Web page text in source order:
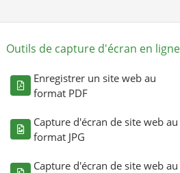
Outils de capture d'écran en ligne
Enregistrer un site web au
format PDF
Capture d'écran de site web au
format JPG
Capture d'écran de site web au